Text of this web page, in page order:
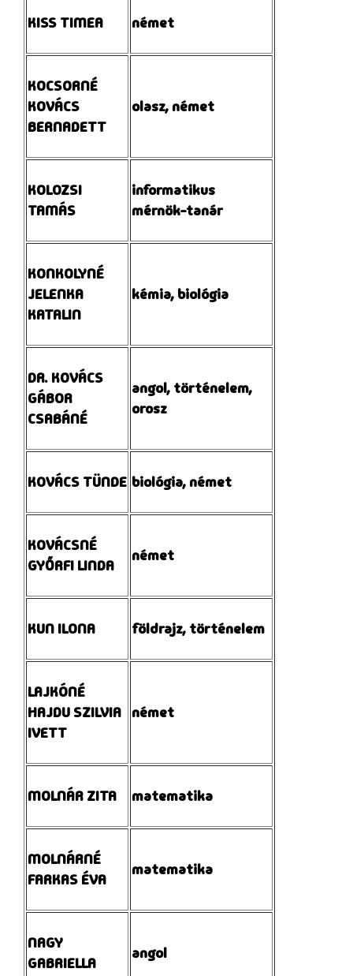
KISS TIMEA német
KOCSORNÉ
KOVÁCS
BERNADETT
olasz, német
KOLOZSI
TAMÁS
informatikus
mérnök-tanár
KONKOLYNÉ
JELENKA
KATALIN
kémia, biológia
DR. KOVÁCS
GÁBOR
CSABÁNÉ
angol, történelem,
orosz
KOVÁCS TÜNDE biológia, német
KOVÁCSNÉ
GYŐRFI LINDA
német
KUN ILONA földrajz, történelem
LAJKÓNÉ
HAJDU SZILVIA
IVETT
német
MOLNÁR ZITA matematika
MOLNÁRNÉ
FARKAS ÉVA
matematika
NAGY
GABRIELLA
angol